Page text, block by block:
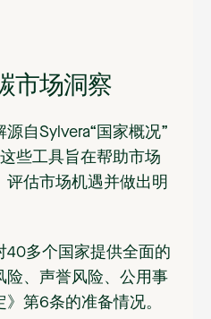
市场洞察
自Sylvera“国家概况”
些工具旨在帮助市场
估市场机遇并做出明
40多个国家提供全面的
险、声誉风险、公用事
》第6条的准备情况。